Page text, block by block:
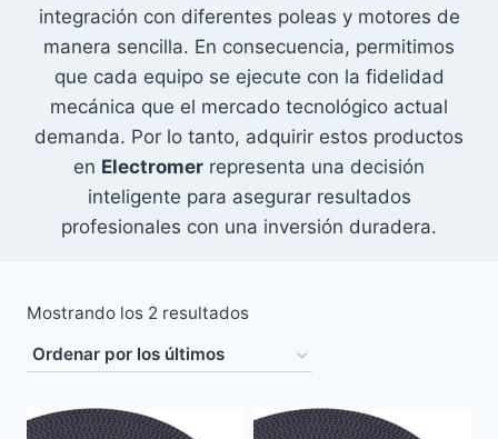
integración con diferentes poleas y motores de
manera sencilla. En consecuencia, permitimos
que cada equipo se ejecute con la fidelidad
mecánica que el mercado tecnológico actual
demanda. Por lo tanto, adquirir estos productos
en Electromer representa una decisión
inteligente para asegurar resultados
profesionales con una inversión duradera.
Mostrando los 2 resultadosOrdenado
los
últimos